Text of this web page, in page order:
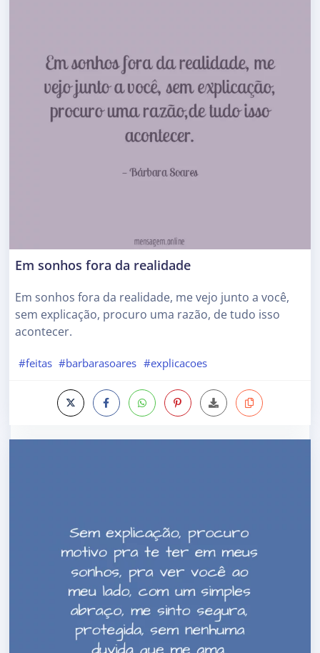
Em sonhos fora da realidade
Em sonhos fora da realidade, me vejo junto a você,
sem explicação, procuro uma razão, de tudo isso
acontecer.
#feitas #barbarasoares #explicacoes